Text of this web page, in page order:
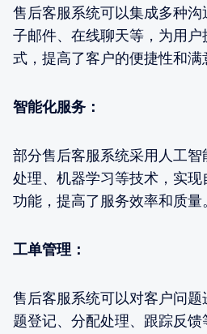
售后客服系统可以集成多种
子邮件、在线聊天等，为用
式，提高了客户的便捷性和满
智能化服务：
部分售后客服系统采用人工
处理、机器学习等技术，实
功能，提高了服务效率和质量
工单管理：
售后客服系统可以对客户问
题登记、分配处理、跟踪反馈